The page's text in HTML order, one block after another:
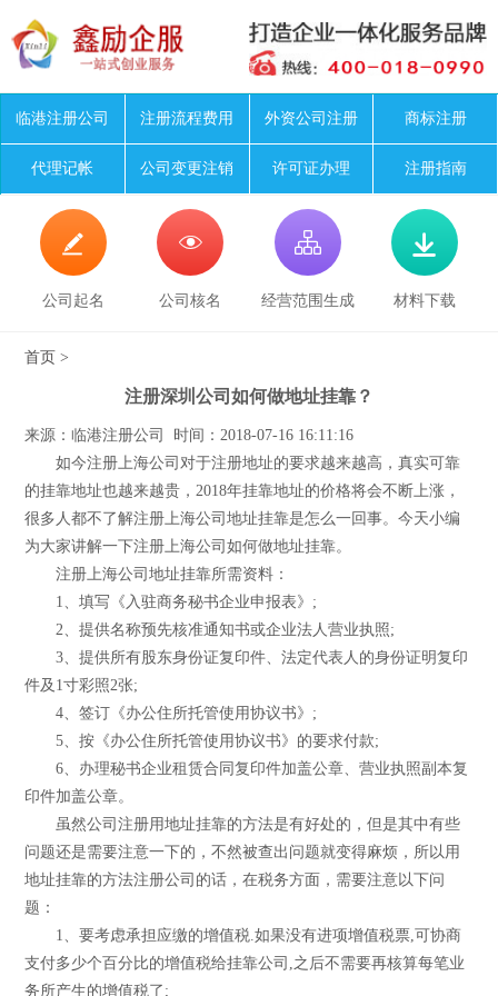
临港注册公司 注册流程费用 外资公司注册 商标注册
代理记帐 公司变更注销 许可证办理 注册指南

公司起名

公司核名

经营范围生成

材料下载
首页 >
注册深圳公司如何做地址挂靠？
来源：临港注册公司 时间：2018-07-16 16:11:16
如今注册上海公司对于注册地址的要求越来越高，真实可靠
的挂靠地址也越来越贵，2018年挂靠地址的价格将会不断上涨，
很多人都不了解注册上海公司地址挂靠是怎么一回事。今天小编
为大家讲解一下注册上海公司如何做地址挂靠。
注册上海公司地址挂靠所需资料：
1、填写《入驻商务秘书企业申报表》;
2、提供名称预先核准通知书或企业法人营业执照;
3、提供所有股东身份证复印件、法定代表人的身份证明复印
件及1寸彩照2张;
4、签订《办公住所托管使用协议书》;
5、按《办公住所托管使用协议书》的要求付款;
6、办理秘书企业租赁合同复印件加盖公章、营业执照副本复
印件加盖公章。
虽然公司注册用地址挂靠的方法是有好处的，但是其中有些
问题还是需要注意一下的，不然被查出问题就变得麻烦，所以用
地址挂靠的方法注册公司的话，在税务方面，需要注意以下问
题：
1、要考虑承担应缴的增值税.如果没有进项增值税票,可协商
支付多少个百分比的增值税给挂靠公司,之后不需要再核算每笔业
务所产生的增值税了;